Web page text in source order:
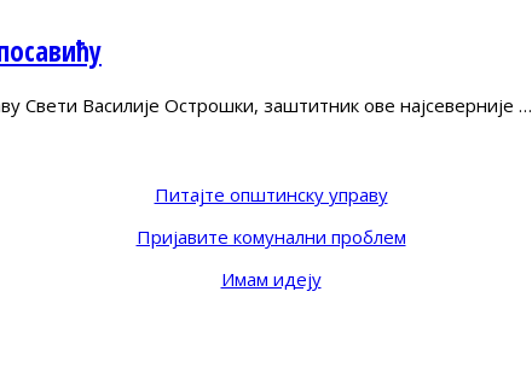
Свети Василије Острошки, заштитник ове најсеверније …
Питајте општинску управу
Пријавите комунални проблем
Имам идеју